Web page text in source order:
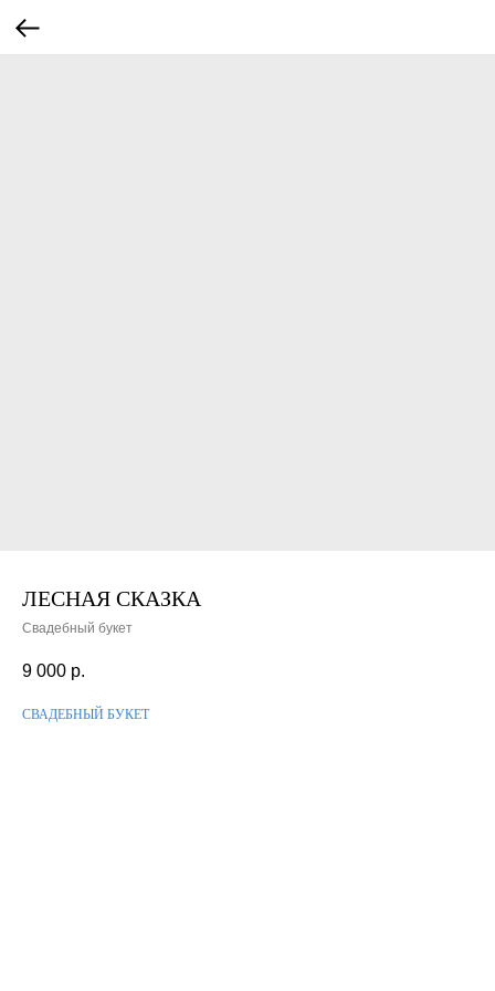
ЛЕСНАЯ СКАЗКА
Свадебный букет
9 000 р.
СВАДЕБНЫЙ БУКЕТ